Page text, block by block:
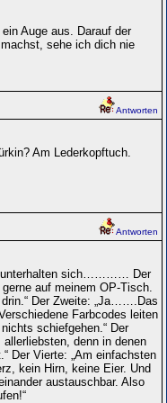
Auge aus. Darauf der
sehe ich dich nie
Antworten
Am Lederkopftuch.
Antworten
unterhalten sich………… Der
auf meinem OP-Tisch.
Der Zweite: „Ja…….Das
Farbcodes leiten
schiefgehen.“ Der
denn in denen
Der Vierte: „Am einfachsten
kein Hirn, keine Eier. Und
austauschbar. Also